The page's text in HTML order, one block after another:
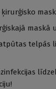
maskā
telpās